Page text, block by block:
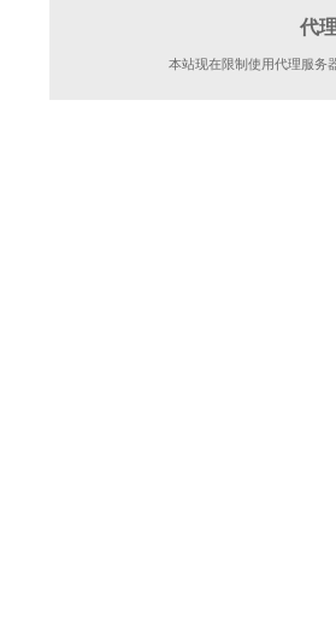
代
本站现在限制使用代理服务